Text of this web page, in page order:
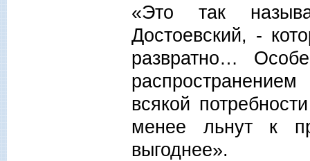
«Это так
Достоевский, -
развратно…
всякой
менее льнут к
выгоднее».